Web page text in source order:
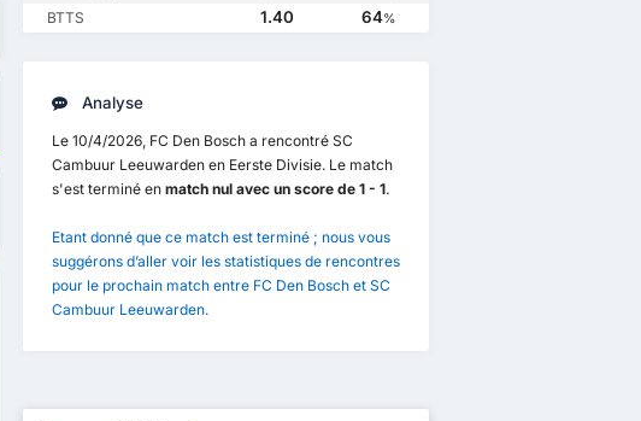
BTTS 1.40 64%
Analyse
Le 10/4/2026, FC Den Bosch a rencontré SC
Cambuur Leeuwarden en Eerste Divisie. Le match
s'est terminé en match nul avec un score de 1 - 1.
Etant donné que ce match est terminé ; nous vous
suggérons d’aller voir les statistiques de rencontres
pour le prochain match entre FC Den Bosch et SC
Cambuur Leeuwarden.